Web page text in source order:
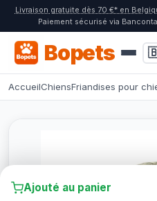
Livraison gratuite dès 70 €* en
Paiement sécurisé via
Bopets
AccueilChiensFriandises pour
Ajouté au panier